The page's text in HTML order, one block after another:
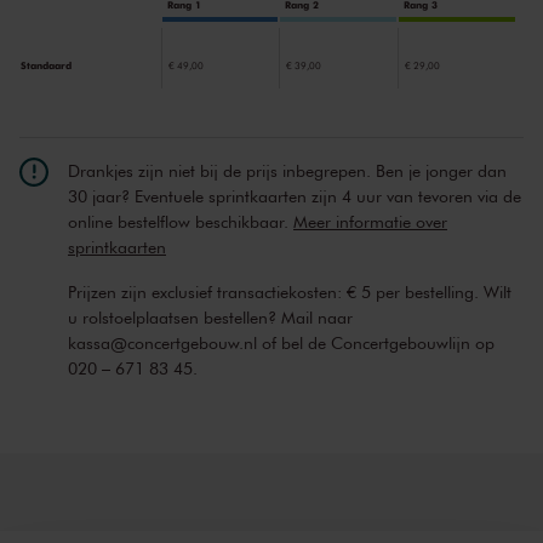
theatertours op haar naam staan. In de tv-hit
De Beste Zangers
iedereen omver tijdens haar deelname aan
The X Factorin het
theatertour, waarmee ze in 2023 en 2024 in uitverkochte zalen
stond.
Rang 1 Rang 2 Rang 3
Standaard € 49,00 € 39,00 € 29,00
Drankjes zijn niet bij de prijs inbegrepen. Ben je jonger dan
30 jaar? Eventuele sprintkaarten zijn 4 uur van tevoren via de
online bestelflow beschikbaar. Meer informatie over
sprintkaarten
Prijzen zijn exclusief transactiekosten: € 5 per bestelling. Wilt
u rolstoelplaatsen bestellen? Mail naar
kassa@concertgebouw.nl of bel de Concertgebouwlijn op
020 – 671 83 45.